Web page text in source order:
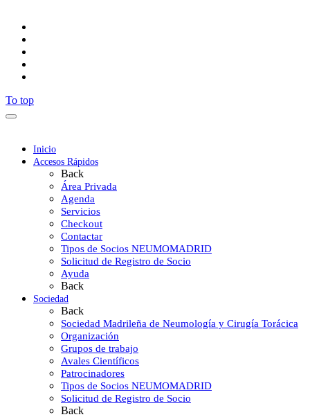
To top
Inicio
Accesos Rápidos
Back
Área Privada
Agenda
Servicios
Checkout
Contactar
Tipos de Socios NEUMOMADRID
Solicitud de Registro de Socio
Ayuda
Back
Sociedad
Back
Sociedad Madrileña de Neumología y Cirugía Torácica
Organización
Grupos de trabajo
Avales Científicos
Patrocinadores
Tipos de Socios NEUMOMADRID
Solicitud de Registro de Socio
Back